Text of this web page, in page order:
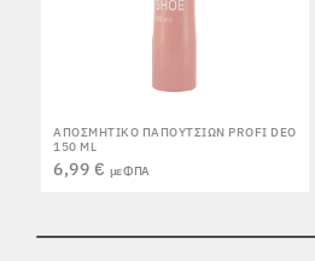
ΑΠΟΣΜΗΤΙΚΌ ΠΑΠΟΥΤΣΙΏΝ PROFI DEO
150 ML
6,99 € με ΦΠΑ